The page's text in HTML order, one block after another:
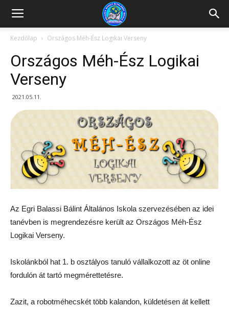
Kazincbarcikai
Pollack
Mihály
Kezdőlap Országos Méh-Ész Logikai Verseny
Országos Méh-Ész Logikai
Verseny
2021.05.11.
Az Egri Balassi Bálint Általános Iskola szervezésében az idei
tanévben is megrendezésre került az Országos Méh-Ész
Logikai Verseny.
Iskolánkból hat 1. b osztályos tanuló vállalkozott az öt online
fordulón át tartó megmérettetésre.
Zazit, a robotméhecskét több kalandon, küldetésen át kellett